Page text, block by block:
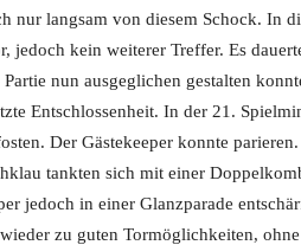
nur langsam von diesem Schock. In
jedoch kein weiterer Treffer. Es
nun ausgeglichen gestalten
Entschlossenheit. In der 21.
Der Gästekeeper konnte
tankten sich mit einer
jedoch in einer Glanzparade
zu guten Tormöglichkeiten,